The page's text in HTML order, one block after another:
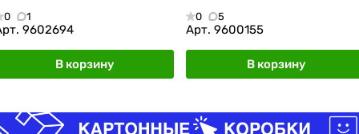
0 1
9602694
В корзину
0 5
Арт. 9600155
В корзину